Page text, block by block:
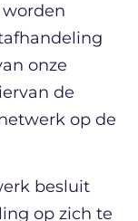
onze
de
op de
besluit
op zich te